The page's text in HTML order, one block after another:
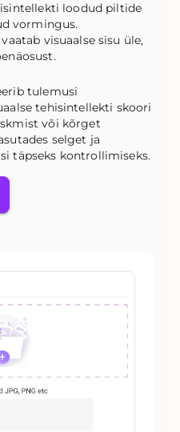
loodud piltide
vormingus.
visuaalse sisu üle,
tulemusi
tehisintellekti skoori
või kõrget
selget ja
täpseks kontrollimiseks.